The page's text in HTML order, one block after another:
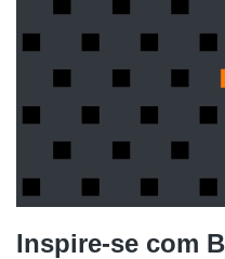
Inspire-se com